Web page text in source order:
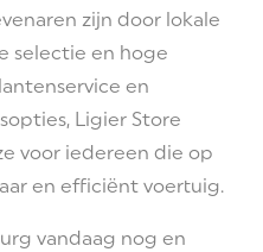
zijn door lokale
selectie en hoge
en
Ligier Store
voor iedereen die op
en efficiënt voertuig.
vandaag nog en